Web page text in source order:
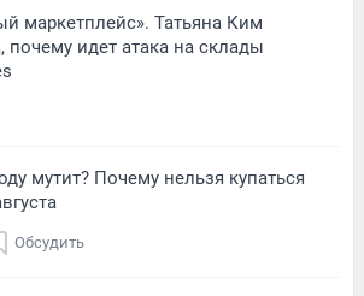
маркетплейс». Татьяна Ким
почему идет атака на склады
мутит? Почему нельзя купаться
Обсудить